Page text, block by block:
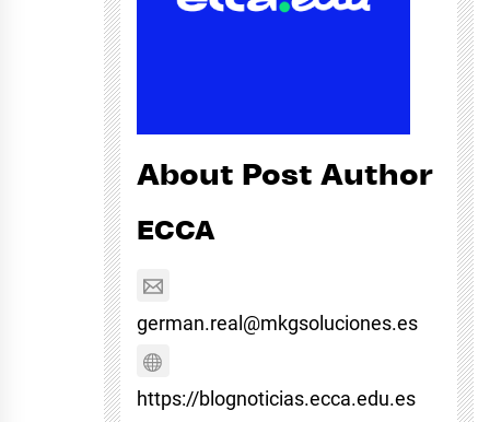
About Post Author
ECCA
german.real@mkgsoluciones.es
https://blognoticias.ecca.edu.es